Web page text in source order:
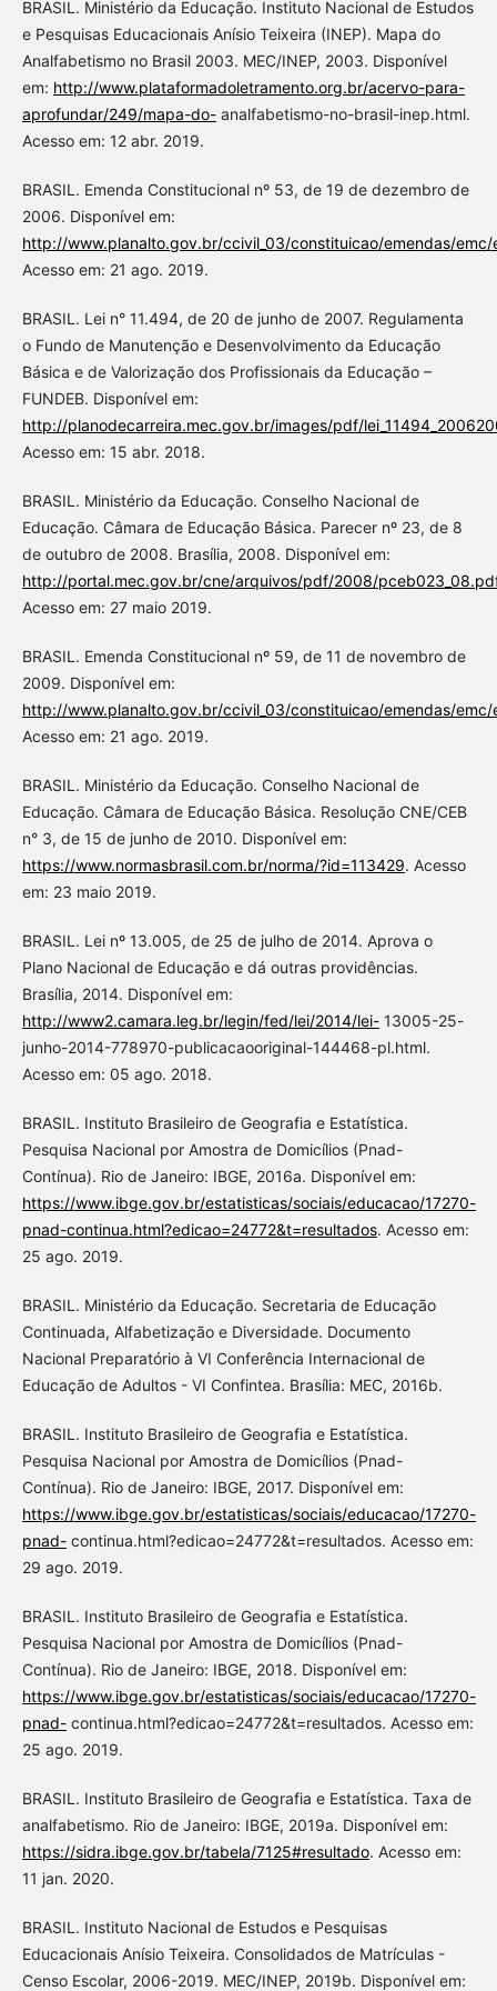
BRASIL. Ministério da Educação. Instituto Nacional de Estudos
e Pesquisas Educacionais Anísio Teixeira (INEP). Mapa do
Analfabetismo no Brasil 2003. MEC/INEP, 2003. Disponível
em: http://www.plataformadoletramento.org.br/acervo-para-
aprofundar/249/mapa-do-analfabetismo-no-brasil-inep.html.
Acesso em: 12 abr. 2019.
BRASIL. Emenda Constitucional nº 53, de 19 de dezembro de
2006. Disponível em:
http://www.planalto.gov.br/ccivil_03/constituicao/emendas/
Acesso em: 21 ago. 2019.
BRASIL. Lei n° 11.494, de 20 de junho de 2007. Regulamenta
o Fundo de Manutenção e Desenvolvimento da Educação
Básica e de Valorização dos Profissionais da Educação –
FUNDEB. Disponível em:
http://planodecarreira.mec.gov.br/images/pdf/
Acesso em: 15 abr. 2018.
BRASIL. Ministério da Educação. Conselho Nacional de
Educação. Câmara de Educação Básica. Parecer nº 23, de 8
de outubro de 2008. Brasília, 2008. Disponível em:
http://portal.mec.gov.br/cne/arquivos/pdf/2008/
Acesso em: 27 maio 2019.
BRASIL. Emenda Constitucional nº 59, de 11 de novembro de
2009. Disponível em:
http://www.planalto.gov.br/ccivil_03/constituicao/emendas/
Acesso em: 21 ago. 2019.
BRASIL. Ministério da Educação. Conselho Nacional de
Educação. Câmara de Educação Básica. Resolução CNE/CEB
n° 3, de 15 de junho de 2010. Disponível em:
https://www.normasbrasil.com.br/norma/?id=113429. Acesso
em: 23 maio 2019.
BRASIL. Lei nº 13.005, de 25 de julho de 2014. Aprova o
Plano Nacional de Educação e dá outras providências.
Brasília, 2014. Disponível em:
http://www2.camara.leg.br/legin/fed/lei/2014/lei-13005-25-
junho-2014-778970-publicacaooriginal-144468-pl.html.
Acesso em: 05 ago. 2018.
BRASIL. Instituto Brasileiro de Geografia e Estatística.
Pesquisa Nacional por Amostra de Domicílios (Pnad-
Contínua). Rio de Janeiro: IBGE, 2016a. Disponível em:
https://www.ibge.gov.br/estatisticas/sociais/educacao/17270-
pnad-continua.html?edicao=24772&t=resultados. Acesso em:
25 ago. 2019.
BRASIL. Ministério da Educação. Secretaria de Educação
Continuada, Alfabetização e Diversidade. Documento
Nacional Preparatório à VI Conferência Internacional de
Educação de Adultos - VI Confintea. Brasília: MEC, 2016b.
BRASIL. Instituto Brasileiro de Geografia e Estatística.
Pesquisa Nacional por Amostra de Domicílios (Pnad-
Contínua). Rio de Janeiro: IBGE, 2017. Disponível em:
https://www.ibge.gov.br/estatisticas/sociais/educacao/17270-
pnad-continua.html?edicao=24772&t=resultados. Acesso em:
29 ago. 2019.
BRASIL. Instituto Brasileiro de Geografia e Estatística.
Pesquisa Nacional por Amostra de Domicílios (Pnad-
Contínua). Rio de Janeiro: IBGE, 2018. Disponível em:
https://www.ibge.gov.br/estatisticas/sociais/educacao/17270-
pnad-continua.html?edicao=24772&t=resultados. Acesso em:
25 ago. 2019.
BRASIL. Instituto Brasileiro de Geografia e Estatística. Taxa de
analfabetismo. Rio de Janeiro: IBGE, 2019a. Disponível em:
https://sidra.ibge.gov.br/tabela/7125#resultado. Acesso em:
11 jan. 2020.
BRASIL. Instituto Nacional de Estudos e Pesquisas
Educacionais Anísio Teixeira. Consolidados de Matrículas -
Censo Escolar, 2006-2019. MEC/INEP, 2019b. Disponível em: